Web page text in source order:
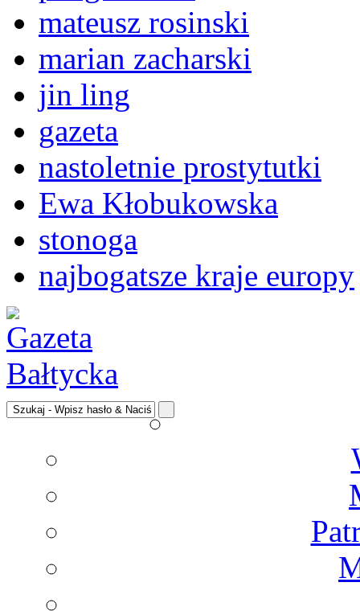
mateusz rosinski
marian zacharski
jin ling
gazeta
nastoletnie prostytutki
Ewa Kłobukowska
stonoga
najbogatsze kraje europy